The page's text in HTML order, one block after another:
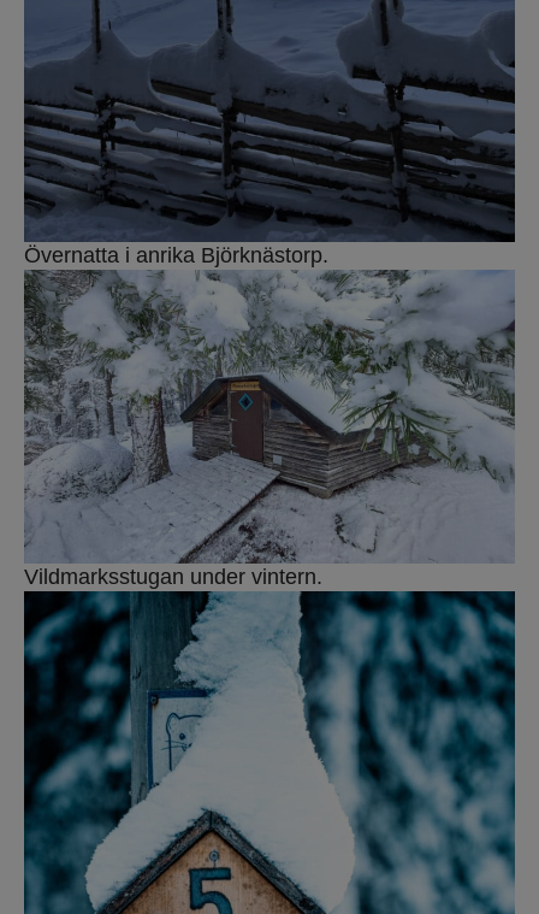
Övernatta i anrika Björknästorp.
Vildmarksstugan under vintern.